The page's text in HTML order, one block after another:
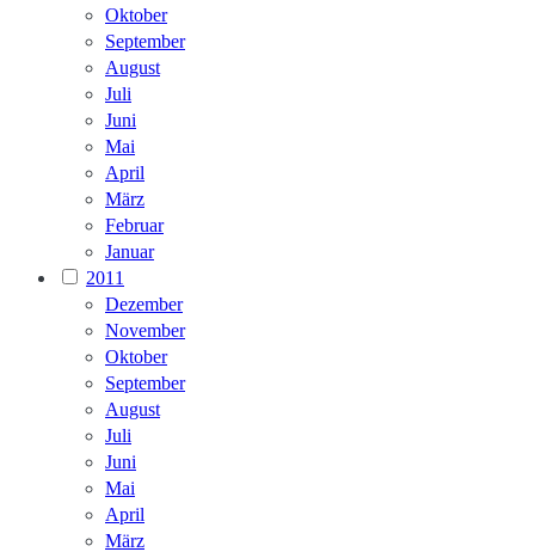
Oktober
September
August
Juli
Juni
Mai
April
März
Februar
Januar
2011
Dezember
November
Oktober
September
August
Juli
Juni
Mai
April
März